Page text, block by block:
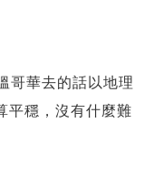
哥華去的話以地理
平穩，沒有什麼難